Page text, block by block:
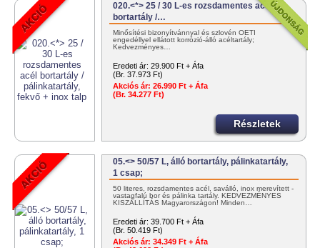
020.<*> 25 / 30 L-es rozsdamentes acél
bortartály /…
Minősítési bizonyítvánnyal és szlovén OÉTI
engedéllyel ellátott korrózió-álló acéltartály;
Kedvezményes…
Eredeti ár: 29.900 Ft + Áfa
(Br. 37.973 Ft)
Akciós ár: 26.990 Ft + Áfa
(Br. 34.277 Ft)
Részletek
05.<> 50/57 L, álló bortartály, pálinkatartály,
1 csap;
50 literes, rozsdamentes acél, saválló, inox merevített -
vastagfalú bor és pálinka tartály. KEDVEZMÉNYES
KISZÁLLÍTÁS Magyarországon! Minden…
Eredeti ár: 39.700 Ft + Áfa
(Br. 50.419 Ft)
Akciós ár: 34.349 Ft + Áfa